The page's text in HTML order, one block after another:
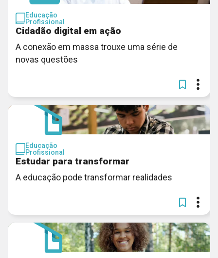
Educação
Profissional
Cidadão digital em ação
A conexão em massa trouxe uma série de
novas questões
Educação
Profissional
Estudar para transformar
A educação pode transformar realidades